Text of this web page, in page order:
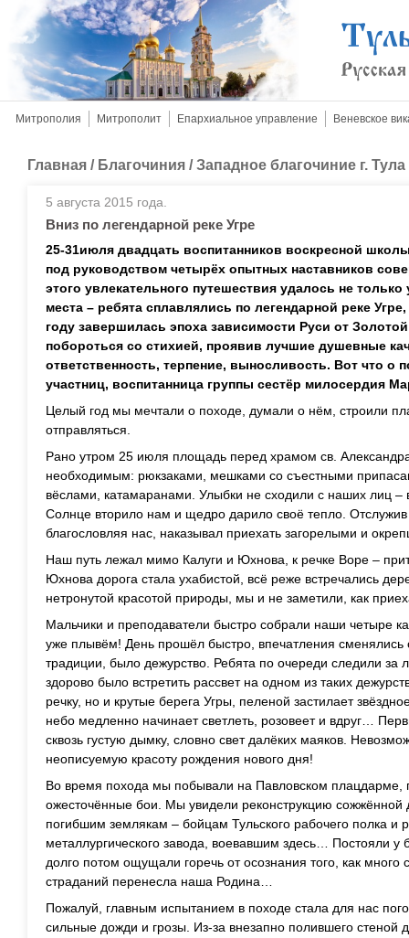
Митрополия Митрополит Епархиальное управление Веневское
Главная / Благочиния /Западное благочиние г. Тула
5 августа 2015 года.
Вниз по легендарной реке Угре
25-31июля двадцать воспитанников воскресной
под руководством четырёх опытных наставников
этого увлекательного путешествия удалось не
места – ребята сплавлялись по легендарной реке
году завершилась эпоха зависимости Руси от
побороться со стихией, проявив лучшие душевные
ответственность, терпение, выносливость. Вот что о
участниц, воспитанница группы сестёр милосердия
Целый год мы мечтали о походе, думали о нём, строили
отправляться.
Рано утром 25 июля площадь перед храмом св.
необходимым: рюкзаками, мешками со съестными
вёслами, катамаранами. Улыбки не сходили с наших лиц –
Солнце вторило нам и щедро дарило своё тепло.
благословляя нас, наказывал приехать загорелыми и
Наш путь лежал мимо Калуги и Юхнова, к речке Воре –
Юхнова дорога стала ухабистой, всё реже встречались
нетронутой красотой природы, мы и не заметили, как
Мальчики и преподаватели быстро собрали наши четыре
уже плывём! День прошёл быстро, впечатления сменялись
традиции, было дежурство. Ребята по очереди следили за
здорово было встретить рассвет на одном из таких
речку, но и крутые берега Угры, пеленой застилает
небо медленно начинает светлеть, розовеет и вдруг…
сквозь густую дымку, словно свет далёких маяков.
неописуемую красоту рождения нового дня!
Во время похода мы побывали на Павловском плацдарме,
ожесточённые бои. Мы увидели реконструкцию
погибшим землякам – бойцам Тульского рабочего полка и
металлургического завода, воевавшим здесь… Постояли
долго потом ощущали горечь от осознания того, как много
страданий перенесла наша Родина…
Пожалуй, главным испытанием в походе стала для нас
сильные дожди и грозы. Из-за внезапно полившего